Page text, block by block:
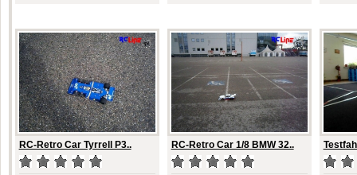
RC-Retro Car Tyrrell P3.. RC-Retro Car 1/8 BMW 32..